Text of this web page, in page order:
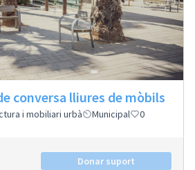
conversa lliures de mòbils
i mobiliari urbà Municipal 0
Donar suport